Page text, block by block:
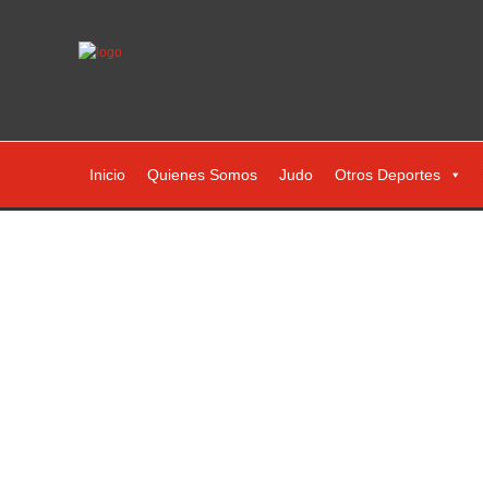
Inicio Quienes Somos Judo Otros Deportes